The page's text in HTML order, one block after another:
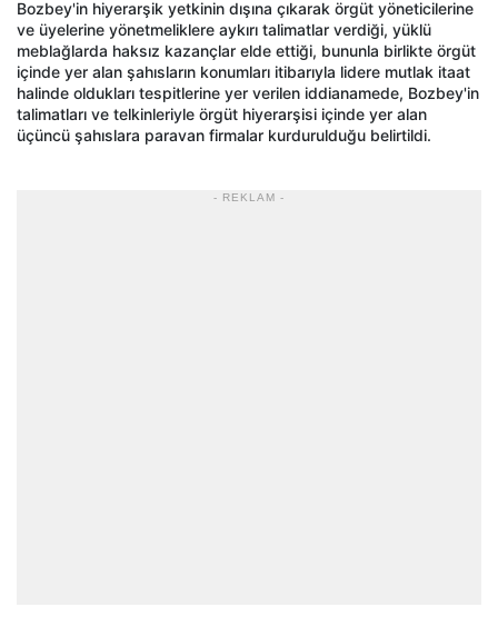
Bozbey'in hiyerarşik yetkinin dışına çıkarak örgüt yöneticilerine
ve üyelerine yönetmeliklere aykırı talimatlar verdiği, yüklü
meblağlarda haksız kazançlar elde ettiği, bununla birlikte örgüt
içinde yer alan şahısların konumları itibarıyla lidere mutlak itaat
halinde oldukları tespitlerine yer verilen iddianamede, Bozbey'in
talimatları ve telkinleriyle örgüt hiyerarşisi içinde yer alan
üçüncü şahıslara paravan firmalar kurdurulduğu belirtildi.
- REKLAM -